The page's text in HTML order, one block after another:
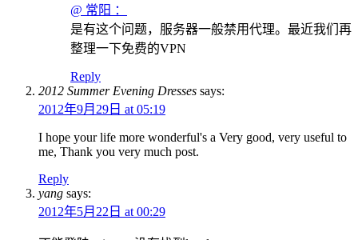
@ 常阳 ：
是有这个问题，服务器一般禁用代理。最近我们再
整理一下免费的VPN
Reply
2012 Summer Evening Dresses says:
2012年9月29日 at 05:19
I hope your life more wonderful's a Very good, very useful to
me, Thank you very much post.
Reply
yang says:
2012年5月22日 at 00:29